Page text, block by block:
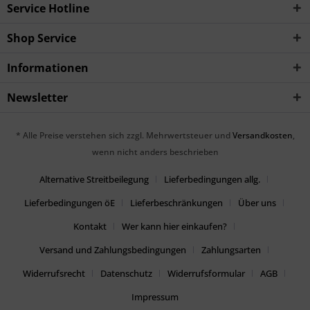
Service Hotline
Shop Service
Informationen
Newsletter
* Alle Preise verstehen sich zzgl. Mehrwertsteuer und Versandkosten,
wenn nicht anders beschrieben
Alternative Streitbeilegung
Lieferbedingungen allg.
Lieferbedingungen öE
Lieferbeschränkungen
Über uns
Kontakt
Wer kann hier einkaufen?
Versand und Zahlungsbedingungen
Zahlungsarten
Widerrufsrecht
Datenschutz Widerrufsformular
AGB
Impressum